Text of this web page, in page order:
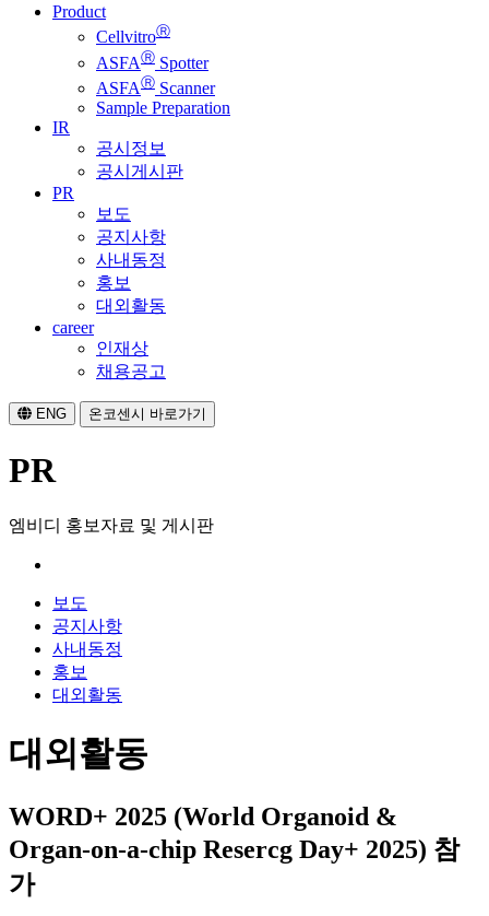
Product
CellvitroⓇ
ASFAⓇ Spotter
ASFAⓇ Scanner
Sample Preparation
IR
공시정보
공시게시판
PR
보도
공지사항
사내동정
홍보
대외활동
career
인재상
채용공고
ENG 온코센시 바로가기
PR
엠비디 홍보자료 및 게시판
보도
공지사항
사내동정
홍보
대외활동
대외활동
WORD+ 2025 (World Organoid &
Organ-on-a-chip Resercg Day+ 2025) 참
가